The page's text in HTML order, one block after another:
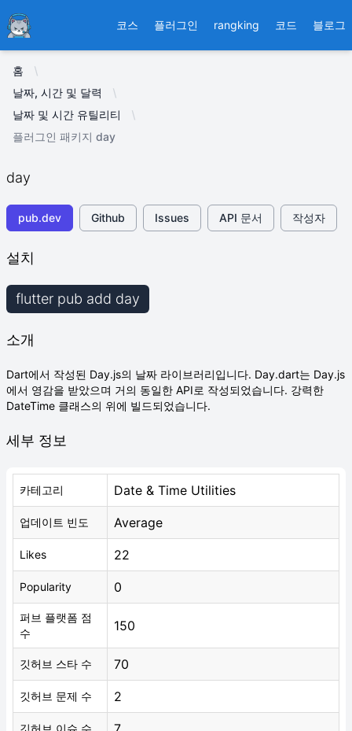
Ducafecat 코스 플러그인 rangking 코드 블로그
홈
날짜, 시간 및 달력
날짜 및 시간 유틸리티
플러그인 패키지 day
day
pub.dev Github Issues API 문서 작성자
설치
flutter pub add day
소개
Dart에서 작성된 Day.js의 날짜 라이브러리입니다. Day.dart는 Day.js
에서 영감을 받았으며 거의 동일한 API로 작성되었습니다. 강력한
DateTime 클래스의 위에 빌드되었습니다.
세부 정보
카테고리 Date & Time Utilities
업데이트 빈도 Average
Likes 22
Popularity 0
퍼브 플랫폼 점
수
150
깃허브 스타 수 70
깃허브 문제 수 2
깃허브 이슈 수